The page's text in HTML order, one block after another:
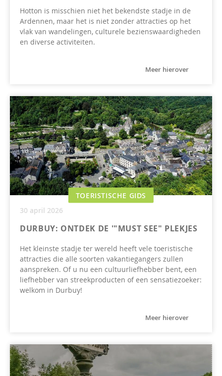
Hotton is misschien niet het bekendste stadje in de
Ardennen, maar het is niet zonder attracties op het
vlak van wandelingen, culturele bezienswaardigheden
en diverse activiteiten.
Meer hierover
TOERISTISCHE GIDS
30 april 2026
DURBUY: ONTDEK DE '"MUST SEE" PLEKJES
Het kleinste stadje ter wereld heeft vele toeristische
attracties die alle soorten vakantiegangers zullen
aanspreken. Of u nu een cultuurliefhebber bent, een
liefhebber van streekproducten of een sensatiezoeker:
welkom in Durbuy!
Meer hierover